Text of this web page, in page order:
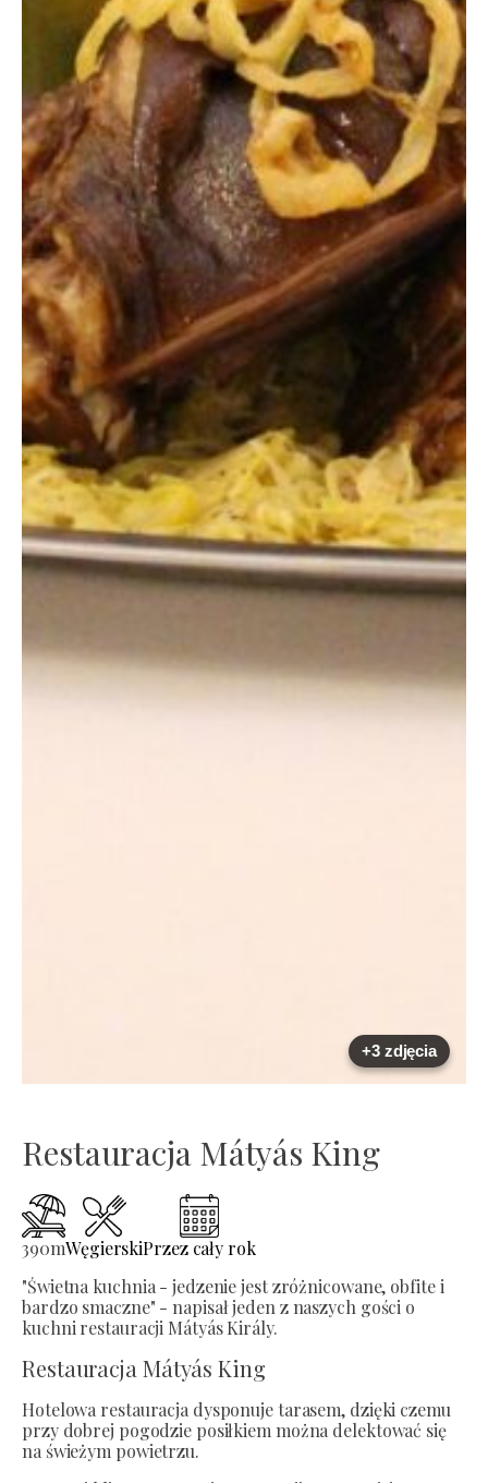
+3 zdjęcia
Restauracja Mátyás King
390mWęgierskiPrzez cały rok
"Świetna kuchnia - jedzenie jest zróżnicowane, obfite i
bardzo smaczne" - napisał jeden z naszych gości o
kuchni restauracji Mátyás Király.
Restauracja Mátyás King
Hotelowa restauracja dysponuje tarasem, dzięki czemu
przy dobrej pogodzie posiłkiem można delektować się
na świeżym powietrzu.